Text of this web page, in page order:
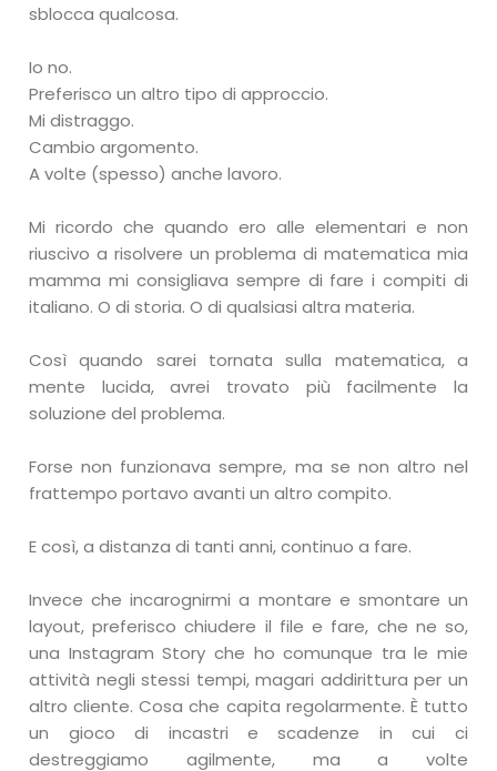
sblocca qualcosa.
Io no.
Preferisco un altro tipo di approccio.
Mi distraggo.
Cambio argomento.
A volte (spesso) anche lavoro.
Mi ricordo che quando ero alle elementari e non
riuscivo a risolvere un problema di matematica mia
mamma mi consigliava sempre di fare i compiti di
italiano. O di storia. O di qualsiasi altra materia.
Così quando sarei tornata sulla matematica, a
mente lucida, avrei trovato più facilmente la
soluzione del problema.
Forse non funzionava sempre, ma se non altro nel
frattempo portavo avanti un altro compito.
E così, a distanza di tanti anni, continuo a fare.
Invece che incarognirmi a montare e smontare un
layout, preferisco chiudere il file e fare, che ne so,
una Instagram Story che ho comunque tra le mie
attività negli stessi tempi, magari addirittura per un
altro cliente. Cosa che capita regolarmente. È tutto
un gioco di incastri e scadenze in cui ci
destreggiamo agilmente, ma a volte